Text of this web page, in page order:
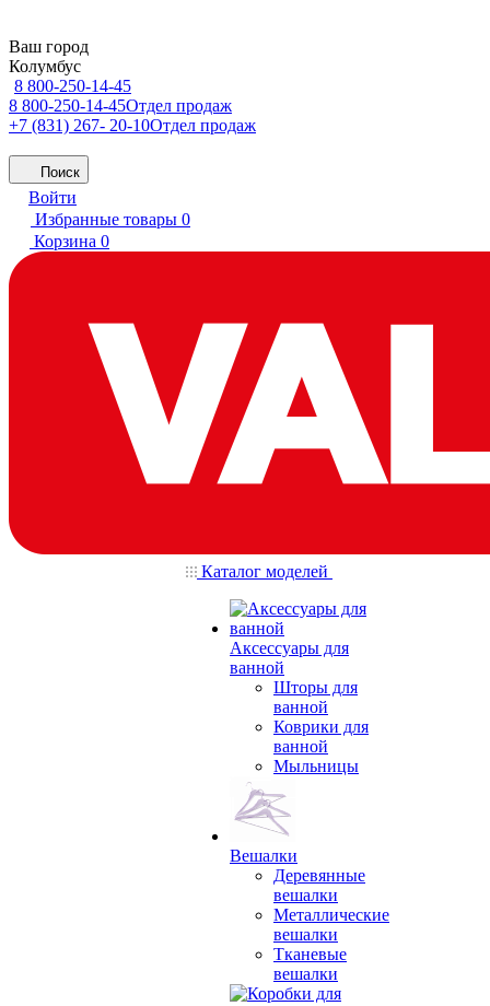
Ваш город
Колумбус
8 800-250-14-45
8 800-250-14-45Отдел продаж
+7 (831) 267- 20-10Отдел продаж
Поиск
Войти
Избранные товары 0
Корзина 0
Каталог моделей
Аксессуары для
ванной
Шторы для
ванной
Коврики для
ванной
Мыльницы
Вешалки
Деревянные
вешалки
Металлические
вешалки
Тканевые
вешалки